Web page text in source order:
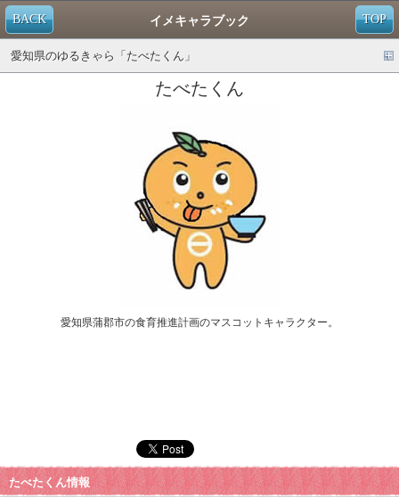
TOP
BACK イメキャラブック
愛知県のゆるきゃら「たべたくん」
たべたくん
愛知県蒲郡市の食育推進計画のマスコットキャラクター。
たべたくん情報